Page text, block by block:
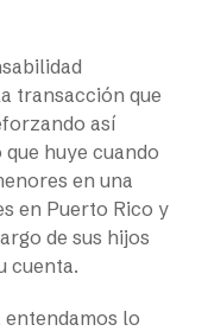
transacción que
así
huye cuando
en una
en Puerto Rico y
de sus hijos
cuenta.
entendamos lo